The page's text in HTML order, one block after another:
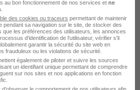
H/F
Télétravail partiel
au bon fonctionnement de nos services et ne
des cookies ou traceurs permettant de maintenir
pendant sa navigation sur le site, de stocker des
que les préférences des utilisateurs, les annonces
d'identification de l'utilisateur, vérifier s'il
garantir la sécurité du site web en
frauduleux ou les violations de sécurité.
également de piloter et suivre les sources
un identifiant unique permettant de comprendre
sur nos sites et nos applications en fonction